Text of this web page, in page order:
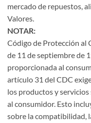
mercado de repuestos,
Valores.
NOTAR:
Código de Protección al
de 11 de septiembre de
proporcionada al
artículo 31 del CDC
los productos y servicios
al consumidor. Esto
sobre la compatibilidad,